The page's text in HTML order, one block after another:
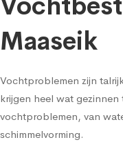
Maaseik
Vochtproblemen zijn
krijgen heel wat
vochtproblemen, van
schimmelvorming.